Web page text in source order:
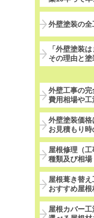
外壁塗装の全
「外壁塗装
その理由と
外壁工事の完
費用相場や工
外壁塗装価格
お見積もり
屋根修理（工
種類及び相場
屋根葺き替え
おすすめ屋
屋根カバー